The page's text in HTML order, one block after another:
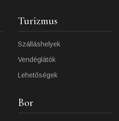
Turizmus
Szálláshelyek
Vendéglátók
Lehetőségek
Bor